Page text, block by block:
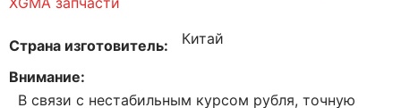
Страна изготовитель Китай
Внимание
В связи с нестабильным курсом рубля, точную